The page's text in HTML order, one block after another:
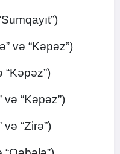
və “Kəpəz”)
“Kəpəz”)
və “Kəpəz”)
“Zirə”)